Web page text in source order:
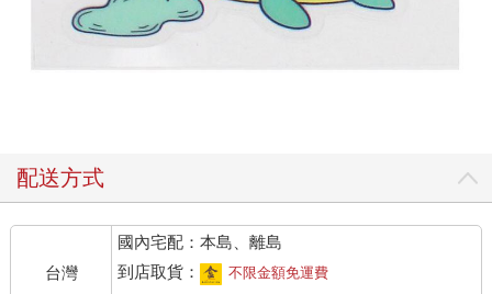
配送方式
台灣
國內宅配：本島、離島
到店取貨：
不限金額免運費